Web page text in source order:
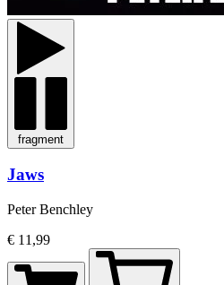
fragment
Jaws
Peter Benchley
€ 11,99